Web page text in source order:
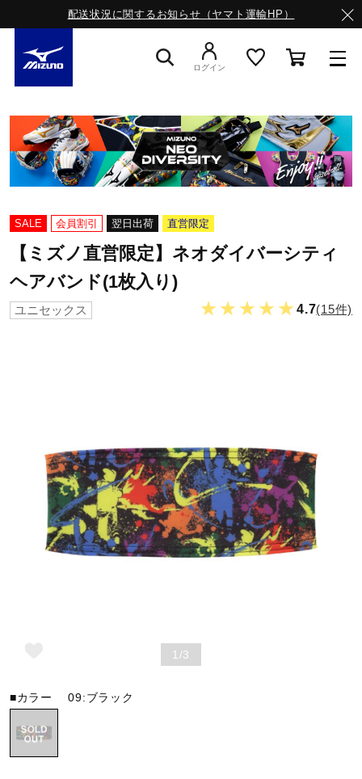
配送状況に関するお知らせ（ヤマト運輸HP）
スニーカー
ライフスタイルウエア
ランニング
サッカー／フットサル
ゴルフ
スイム
テニス／ソフトテニス
バドミントン
ログイン
SALE 会員割引 翌日出荷 直営限定
【ミズノ直営限定】ネオダイバーシティ
ヘアバンド(1枚入り)
ユニセックス ★★★★★4.7(15件)
1/3
■カラー09:ブラック